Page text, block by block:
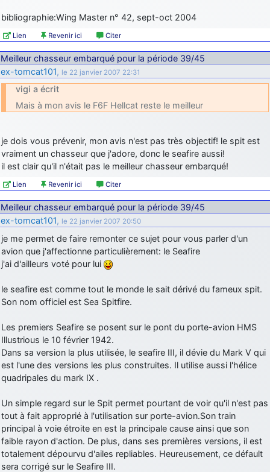
bibliographie:Wing Master n° 42, sept-oct 2004
Lien Revenir ici Citer
Meilleur chasseur embarqué pour la période 39/45
ex-tomcat101, le 22 janvier 2007 22:31
vigi a écrit
Mais à mon avis le F6F Hellcat reste le meilleur
je dois vous prévenir, mon avis n'est pas très objectif! le spit est
vraiment un chasseur que j'adore, donc le seafire aussi!
il est clair qu'il n'était pas le meilleur chasseur embarqué!
Lien Revenir ici Citer
Meilleur chasseur embarqué pour la période 39/45
ex-tomcat101, le 22 janvier 2007 20:50
je me permet de faire remonter ce sujet pour vous parler d'un
avion que j'affectionne particulièrement: le Seafire
j'ai d'ailleurs voté pour lui
le seafire est comme tout le monde le sait dérivé du fameux spit.
Son nom officiel est Sea Spitfire.
Les premiers Seafire se posent sur le pont du porte-avion HMS
Illustrious le 10 février 1942.
Dans sa version la plus utilisée, le seafire III, il dévie du Mark V qui
est l'une des versions les plus construites. Il utilise aussi l'hélice
quadripales du mark IX .
Un simple regard sur le Spit permet pourtant de voir qu'il n'est pas
tout à fait approprié à l'utilisation sur porte-avion.Son train
principal à voie étroite en est la principale cause ainsi que son
faible rayon d'action. De plus, dans ses premières versions, il est
totalement dépourvu d'ailes repliables. Heureusement, ce défault
sera corrigé sur le Seafire III.